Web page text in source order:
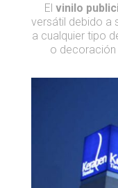
Elvinilo
versátil debido a
a cualquier tipo
o decoración